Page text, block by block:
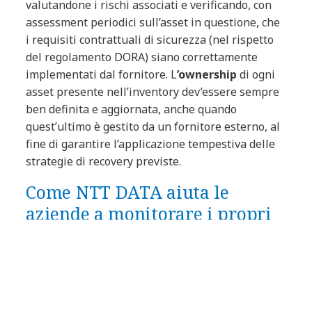
valutandone i rischi associati e verificando, con
assessment periodici sull’asset in questione, che
i requisiti contrattuali di sicurezza (nel rispetto
del regolamento DORA) siano correttamente
implementati dal fornitore. L’ownership di ogni
asset presente nell’inventory dev’essere sempre
ben definita e aggiornata, anche quando
quest’ultimo è gestito da un fornitore esterno, al
fine di garantire l’applicazione tempestiva delle
strategie di recovery previste.
Come NTT DATA aiuta le
aziende a monitorare i propri